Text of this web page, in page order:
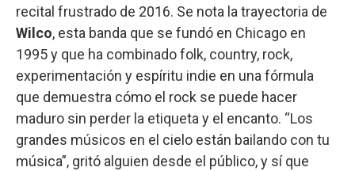
recital frustrado de 2016. Se nota la trayectoria de
Wilco, esta banda que se fundó en Chicago en
1995 y que ha combinado folk, country, rock,
experimentación y espíritu indie en una fórmula
que demuestra cómo el rock se puede hacer
maduro sin perder la etiqueta y el encanto. “Los
grandes músicos en el cielo están bailando con tu
música”, gritó alguien desde el público, y sí que